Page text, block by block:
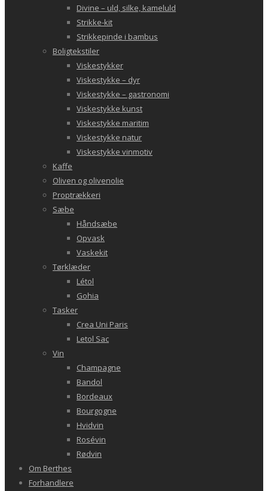
Divine – uld, silke, kameluld
Strikke-kit
Strikkepinde i bambus
Boligtekstiler
Viskestykker
Viskestykke – dyr
Viskestykke – gastronomi
Viskestykke kunst
Viskestykke maritim
Viskestykke natur
Viskestykke vinmotiv
Kaffe
Oliven og olivenolie
Proptrækkeri
Sæbe
Håndsæbe
Opvask
Vaskekit
Tørklæder
Létol
Gohia
Tasker
Crea Uni Paris
Letol Sac
Vin
Champagne
Bandol
Bordeaux
Bourgogne
Hvidvin
Rosévin
Rødvin
Om Berthes
Forhandlere